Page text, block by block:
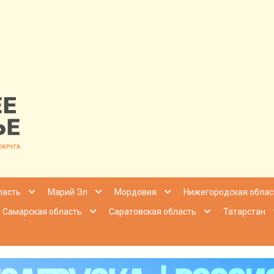
|Марий Эл Мордовия
Нижегородская
Самарская область Саратовская область
Татарстан